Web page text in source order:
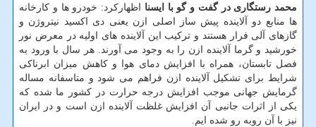
محمد رستگاری در گفت و گو با ایسنا اظهارکرد: خودرو ها و کارخانه
ها منابع دو آلاینده پیش ساز اصلی ازن یعنی دی اکسید نیتروژن و
گازهای آلی فرار هستند و ترکیب این آلاینده های اولیه در معرض نور
خورشید و گرما آلاینده ازن را به وجود می آورند. هر سال با ورود به
فصل تابستان، همراه با افزایش دمای هوا و کاهش میزان ابرناکی
شرایط برای تشکیل آلاینده ازن فراهم می شود و متاسفانه مساله
گرمایش جهانی موجب افزایش درجه حرارت در کشور ما شده که
یکی از اثرات جانبی آن افزایش غلظت آلاینده ازن است و در ایران
نیز با آن روبه رو شده ایم.